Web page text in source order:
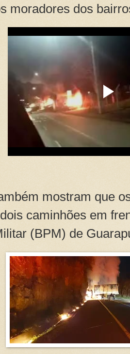
moradores dos
mostram que
caminhões em
(BPM) de